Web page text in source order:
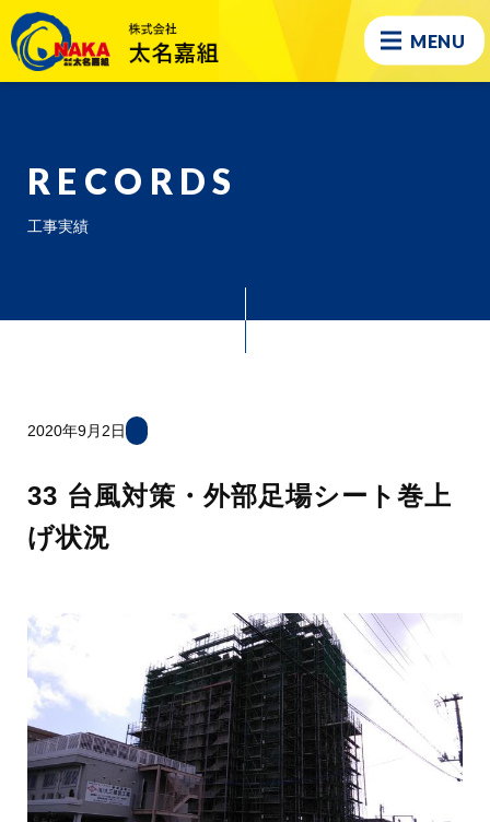
MENU
RECORDS
工事実績
2020年9月2日
33 台風対策・外部足場シート巻上
げ状況